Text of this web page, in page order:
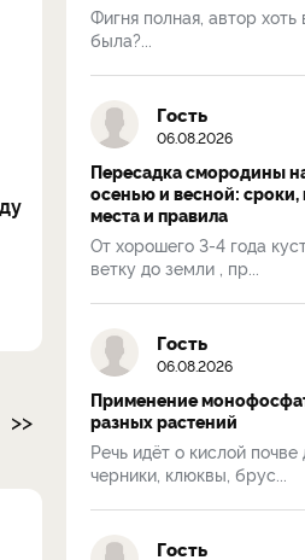
>>
Фигня полная, автор хоть
была?...
Гость
06.08.2026
Пересадка смородины
осенью и весной: сроки,
места и правила
От хорошего 3-4 года
ветку до земли , пр...
Гость
06.08.2026
Применение
разных растений
Речь идёт о кислой почве
черники, клюквы, брус...
Гость